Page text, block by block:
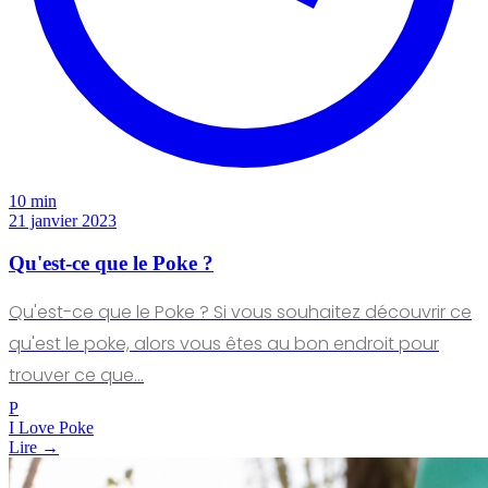
10 min
21 janvier 2023
Qu'est-ce que le Poke ?
Qu'est-ce que le Poke ? Si vous souhaitez découvrir ce
qu'est le poke, alors vous êtes au bon endroit pour
trouver ce que…
P
I Love Poke
Lire →